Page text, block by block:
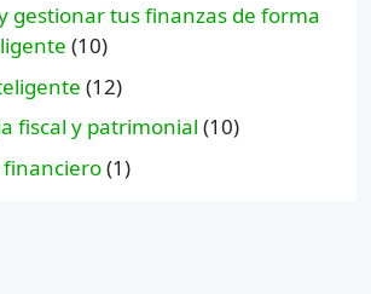
gestionar tus finanzas de forma
(10)
(12)
fiscal y patrimonial (10)
financiero(1)